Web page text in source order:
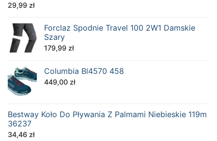
29,99 zł
Forclaz Spodnie Travel 100 2W1 Damskie
Szary
179,99 zł
Columbia Bl4570 458
449,00 zł
Bestway Koło Do Pływania Z Palmami Niebieskie 119m
36237
34,46 zł